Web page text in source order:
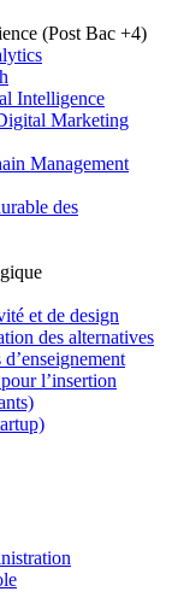
(Post Bac +4)
Intelligence
Marketing
Management
des
et de design
des alternatives
l’insertion